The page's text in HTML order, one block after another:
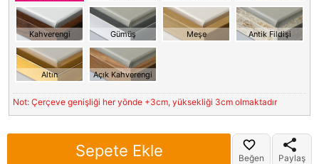
Kahverengi Gümüş Meşe Antik Fildişi
Altın Açık Kahverengi
Not: Çerçeve genişliği her yönde +3cm, yüksekliği 3cm olmaktadır
Sepete Ekle Beğen Paylaş